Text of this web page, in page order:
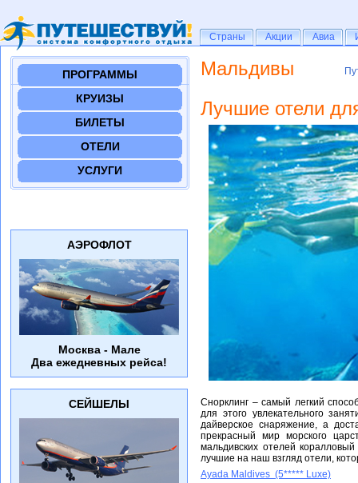
Мальдивы
Лучшие отели
Снорклинг – самый легкий
для этого увлекательного
дайверское снаряжение, а
прекрасный мир морского
мальдивских отелей
лучшие на наш взгляд отели,
Ayada Maldives (5***** Luxe)
ПРОГРАММЫ
КРУИЗЫ
БИЛЕТЫ
ОТЕЛИ
УСЛУГИ
АЭРОФЛОТ
Москва - Мале
Два ежедневных рейса!
СЕЙШЕЛЫ
Страны
Страны Акции
Акции Авиа
Авиа